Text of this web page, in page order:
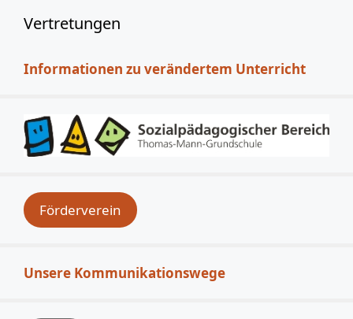
Vertretungen
Informationen zu verändertem Unterricht
Förderverein
Unsere Kommunikationswege